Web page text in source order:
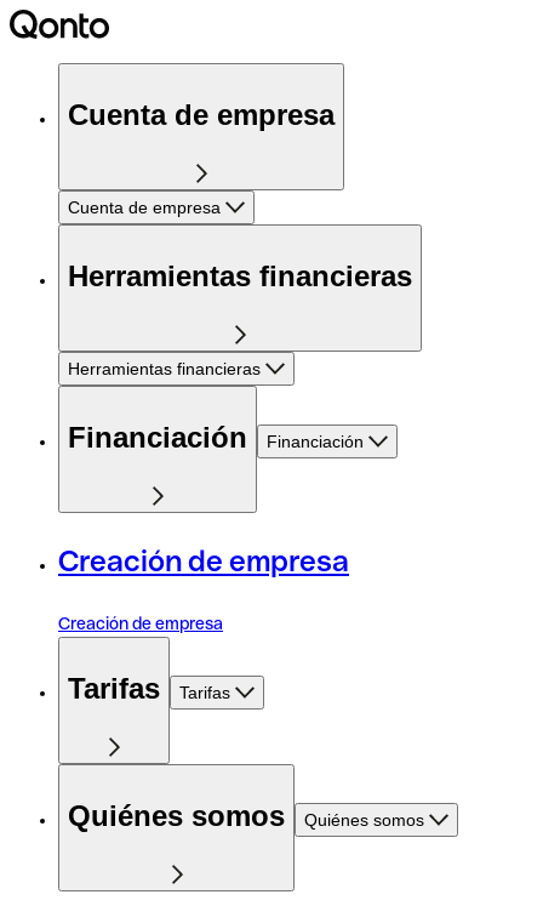
Cuenta de empresa
Cuenta de empresa
Herramientas financieras
Herramientas financieras
Financiación Financiación
Creación de empresa
Creación de empresa
Tarifas Tarifas
Quiénes somos Quiénes somos